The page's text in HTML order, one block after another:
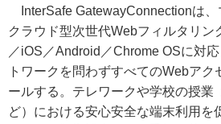
InterSafe GatewayConnectionは、
クラウド型次世代Webフィルタリン
／iOS／Android／Chrome OSに対
トワークを問わずすべてのWebアク
ールする。テレワークや学校の授業
ど）における安心安全な端末利用を